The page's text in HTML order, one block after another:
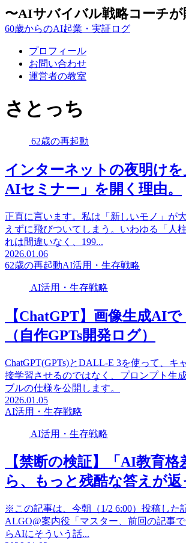
〜AIサバイバル戦略コーチ
60歳からのAI起業・実証ログ
プロフィール
お問い合わせ
運営者の教室
さとっち
62歳の再起動
インターネットの夜明け
AIセミナー」を開く理由。
正直に言います。私は「新しいモノ」が
えずに飛びついてしまう。いわゆる「人
れは間違いなく、199...
2026.01.06
62歳の再起動AI活用・生存戦略
AI活用・生存戦略
【ChatGPT】画像生成AI
（自作GPTs開発ログ）
ChatGPT(GPTs)とDALL-E 3を使って、
接学習させるのではなく、プロンプト生
ブルの仕様を公開します。
2026.01.05
AI活用・生存戦略
AI活用・生存戦略
【禁断の検証】「AI教育
ら、もっと残酷な答えが
※この記事は、今朝（1/2 6:00）投稿した
ALGO@案内役「マスター、前回の記事
らAIにそういう話...